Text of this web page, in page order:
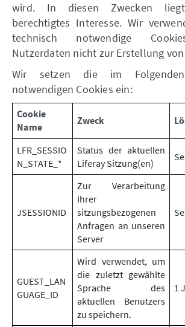
wird. In diesen Zwecken
berechtigtes Interesse. Wir
technisch notwendige
Nutzerdaten nicht zur Erstellung
Wir setzen die im Folgenden
notwendigen Cookies ein:
Cookie
Name
Zweck
LFR_SESSIO
N_STATE_*
Status der aktuellen
Liferay Sitzung(en)
JSESSIONID
Zur Verarbeitung
Ihrer
sitzungsbezogenen
Anfragen an unseren
Server
GUEST_LAN
GUAGE_ID
Wird verwendet, um
die zuletzt gewählte
Sprache des
aktuellen Benutzers
zu speichern.
1